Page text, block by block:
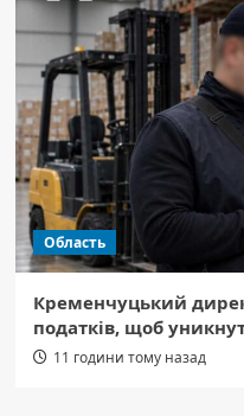
Область
Кременчуцький
податків, щоб
11 години тому назад